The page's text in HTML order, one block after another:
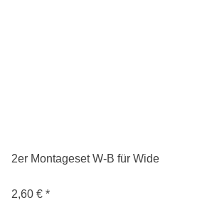
2er Montageset W-B für Wide
2,60 € *